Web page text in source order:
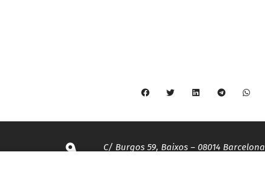
C/ Burgos 59, Baixos – 08014 Barcelona